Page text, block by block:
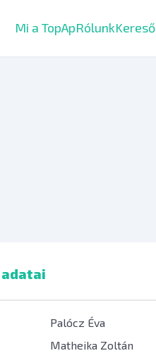
Mi a TopApRólunkKereső
adatai
Palócz Éva
Matheika Zoltán